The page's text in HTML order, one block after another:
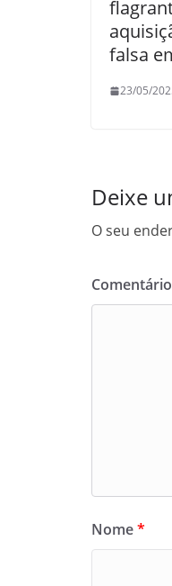
falsa
23/05/
Deixe
O seu
Comentário
Nome*